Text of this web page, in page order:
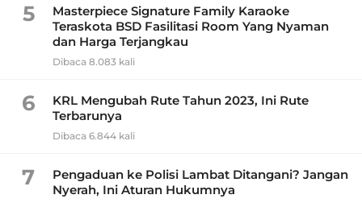
5
Masterpiece Signature Family Karaoke
Teraskota BSD Fasilitasi Room Yang Nyaman
dan Harga Terjangkau
Dibaca 8.083 kali
6
KRL Mengubah Rute Tahun 2023, Ini Rute
Terbarunya
Dibaca 6.844 kali
7
Pengaduan ke Polisi Lambat Ditangani? Jangan
Nyerah, Ini Aturan Hukumnya